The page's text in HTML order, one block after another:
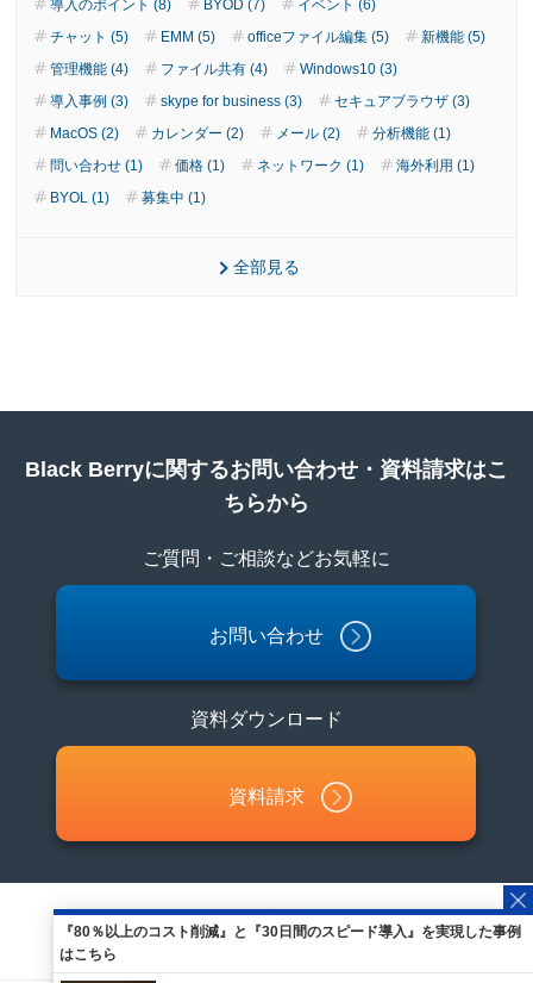
導入のポイント (8)
BYOD (7)
イベント (6)
チャット (5)
EMM (5) officeファイル編集 (5)
新機能 (5)
管理機能 (4)
ファイル共有 (4)
Windows10 (3)
導入事例 (3)
skype for business (3)
セキュアブラウザ (3)
MacOS (2)
カレンダー (2) メール (2)
分析機能 (1)
問い合わせ (1)
価格 (1) ネットワーク (1)
海外利用 (1)
BYOL (1)
募集中 (1)
全部見る
Black Berryに関するお問い合わせ・資料請求はこ
ちらから
ご質問・ご相談などお気軽に
お問い合わせ
資料ダウンロード
資料請求
『80％以上のコスト削減』と『30日間のスピード導入』を実現した事例
はこちら